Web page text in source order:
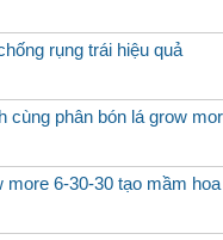
rụng trái hiệu quả
cùng phân bón lá grow
more 6-30-30 tạo mầm hoa